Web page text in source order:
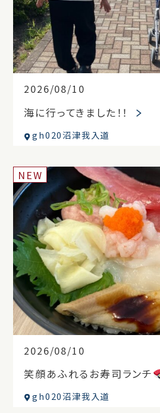
2026/08/10
海に行ってきました！！
gh020沼津我入道
2026/08/10
NEW
笑顔あふれるお寿司ランチ
gh020沼津我入道